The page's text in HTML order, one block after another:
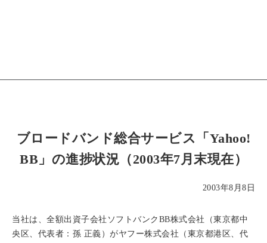
ブロードバンド総合サービス「Yahoo!
BB」の進捗状況（2003年7月末現在）
2003年8月8日
当社は、全額出資子会社ソフトバンクBB株式会社（東京都中
央区、代表者：孫 正義）がヤフー株式会社（東京都港区、代